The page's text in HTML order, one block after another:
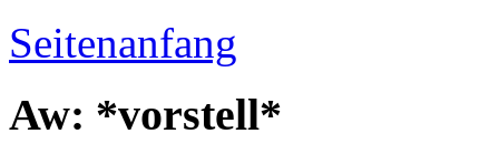
Seitenanfang
Aw: *vorstell*